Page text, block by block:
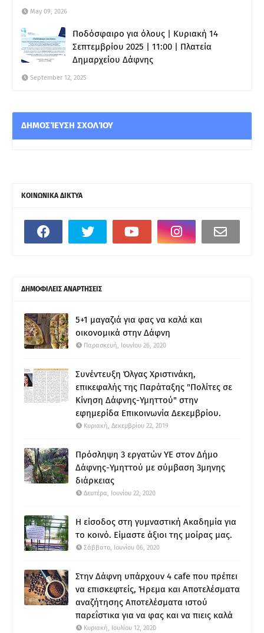
May 09, 2026
Ποδόσφαιρο για όλους | Κυριακή 14
Σεπτεμβρίου 2025 | 11:00 | Πλατεία
Δημαρχείου Δάφνης
September 12, 2025
ΔΗΜΟΣΊΕΥΣΗ ΣΧΟΛΊΟΥ
ΚΟΙΝΩΝΙΚΑ ΔΙΚΤΥΑ
ΔΗΜΟΦΙΛΕΙΣ ΑΝΑΡΤΗΣΕΙΣ
5+1 μαγαζιά για φας να καλά και
οικονομικά στην Δάφνη
Παρασκευή, Ιουνίου 26, 2020
Συνέντευξη Όλγας Χριστινάκη,
επικεφαλής της Παράταξης "Πολίτες σε
Κίνηση Δάφνης-Υμηττού" στην
εφημερίδα Επικοινωνία Δεκεμβρίου.
Κυριακή, Δεκεμβρίου 22, 2019
Πρόσληψη 3 εργατών ΥΕ στον Δήμο
Δάφνης-Υμηττού με σύμβαση 3μηνης
διάρκειας
Δευτέρα, Ιουνίου 22, 2020
Η είσοδος στη γυμναστική Ακαδημία για
το κοινό. Είμαστε άξιοι της μοίρας μας.
Σάββατο, Ιουνίου 06, 2020
Στην Δάφνη υπάρχουν 4 cafe που πρέπει
να επισκεφτείς, Ήρεμα και Αποτελέσματα
αναζήτησης Αποτελέσματα ιστού
παρεΐστικα για να φας και να πιεις καλά
Κυριακή, Ιουλίου 12, 2020